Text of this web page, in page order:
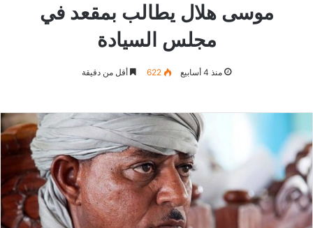
موسى هلال يطالب بمقعد في
مجلس السيادة
منذ 4 أسابيع 622 أقل من دقيقة